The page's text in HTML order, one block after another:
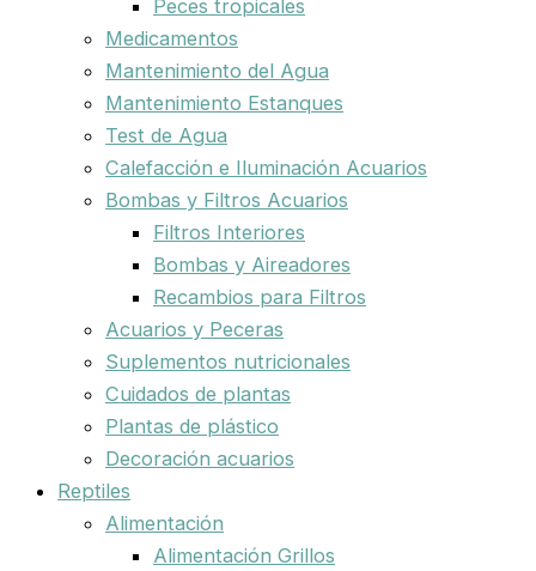
Peces tropicales
Medicamentos
Mantenimiento del Agua
Mantenimiento Estanques
Test de Agua
Calefacción e Iluminación Acuarios
Bombas y Filtros Acuarios
Filtros Interiores
Bombas y Aireadores
Recambios para Filtros
Acuarios y Peceras
Suplementos nutricionales
Cuidados de plantas
Plantas de plástico
Decoración acuarios
Reptiles
Alimentación
Alimentación Grillos